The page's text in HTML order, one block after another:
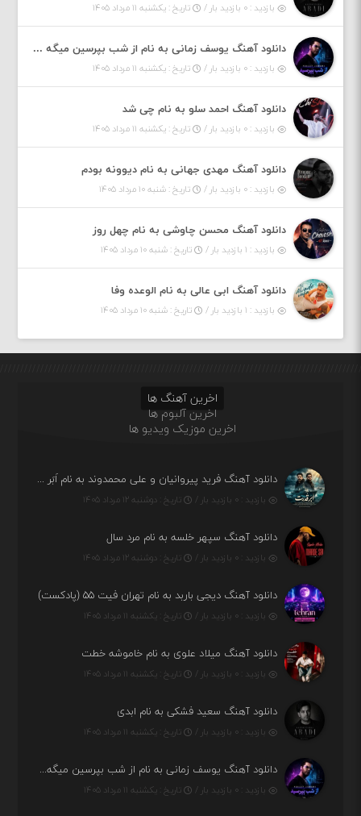
بازدید : ۰ بازدید بار / تاریخ : یکشنبه ۱۱ مرداد ۱۴۰۵
دانلود آهنگ یوسف زمانی به نام از شب بپرسین میگه چه روزگاری دارم
بازدید : ۰ بازدید بار / تاریخ : یکشنبه ۱۱ مرداد ۱۴۰۵
دانلود آهنگ احمد سلو به نام چی شد
بازدید : ۰ بازدید بار / تاریخ : یکشنبه ۱۱ مرداد ۱۴۰۵
دانلود آهنگ مهدی جهانی به نام دیوونه بودم
بازدید : ۰ بازدید بار / تاریخ : شنبه ۱۰ مرداد ۱۴۰۵
دانلود آهنگ محسن چاوشی به نام چهل روز
بازدید : ۱ بازدید بار / تاریخ : شنبه ۱۰ مرداد ۱۴۰۵
دانلود آهنگ ابی عالی به نام الوعده وفا
بازدید : ۱ بازدید بار / تاریخ : شنبه ۱۰ مرداد ۱۴۰۵
اخرین آهنگ ها
اخرین آلبوم ها
اخرین موزیک ویدیو ها
دانلود آهنگ فرید پیروانیان و علی محمدوند به نام اَبَر قدرت
بازدید : ۰ بازدید بار / تاریخ : دوشنبه ۱۲ مرداد ۱۴۰۵
دانلود آهنگ سپهر خلسه به نام مرد سال
بازدید : ۰ بازدید بار / تاریخ : دوشنبه ۱۲ مرداد ۱۴۰۵
دانلود آهنگ دیجی باربد به نام تهران فیت ۵۵ (پادکست)
بازدید : ۰ بازدید بار / تاریخ : یکشنبه ۱۱ مرداد ۱۴۰۵
دانلود آهنگ میلاد علوی به نام خاموشه خطت
بازدید : ۰ بازدید بار / تاریخ : یکشنبه ۱۱ مرداد ۱۴۰۵
دانلود آهنگ سعید فشکی به نام ابدی
بازدید : ۰ بازدید بار / تاریخ : یکشنبه ۱۱ مرداد ۱۴۰۵
دانلود آهنگ یوسف زمانی به نام از شب بپرسین میگه چه روزگاری دارم
بازدید : ۰ بازدید بار / تاریخ : یکشنبه ۱۱ مرداد ۱۴۰۵